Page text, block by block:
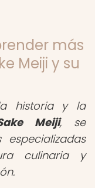
más
Meiji y su
historia y la
Meiji, se
culinaria y